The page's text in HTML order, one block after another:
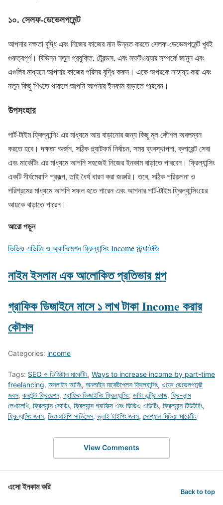
১০. সেলফ-ডেভেলপমেন্ট
আপনার দক্ষতা বৃদ্ধি এবং নিজের কাজের মান উন্নত করতে সেলফ-ডেভেলপমেন্ট খুবই
গুরুত্বপূর্ণ। বিভিন্ন নতুন প্রযুক্তি, ট্রেন্ডস, এবং সফটওয়্যার সম্পর্কে জানুন এবং
এগুলির মাধ্যমে আপনার কাজের পরিসর বৃদ্ধি করুন। একে অপরকে সাহায্য করা এবং
নতুন কিছু শিখতে থাকলে আপনি আপনার ইনকাম বাড়াতে পারবেন।
উপসংহার
পার্ট-টাইম ফ্রিল্যান্সিং এর মাধ্যমে আয় বাড়ানোর জন্য কিছু মূল কৌশল অবলম্বন
করতে হবে। দক্ষতা অর্জন, সঠিক প্ল্যাটফর্ম নির্বাচন, সময় ব্যবস্থাপনা, ক্লায়েন্ট সেবা
এবং মার্কেটিং এর মাধ্যমে আপনি সহজেই নিজের ইনকাম বাড়াতে পারবেন। ফ্রিল্যান্সিং
একটি দীর্ঘমেয়াদি প্রকল্প, তাই ধৈর্য ধারণ করা জরুরি। তবে, সঠিক পরিকল্পনা ও
পরিশ্রমের মাধ্যমে আপনি সফল হতে পারেন এবং আপনার পার্ট-টাইম ফ্রিল্যান্সিংয়ের
আয়কে বাড়াতে পারেন।
আরো পড়ুন
ভিডিও এডিটিং ও অ্যানিমেশন ফ্রিল্যান্সিং Income স্ট্র্যাটেজি
নাইম ইসলাম এক আলোকিত প্রতিভার গল্প
গ্রাফিক ডিজাইনে মাসে ১ লাখ টাকা Income করার
কৌশল
Categories: income
Tags: SEO ও ডিজিটাল মার্কেটিং, Ways to increase income by part-time
freelancing, অনলাইন আর্নিং, অনলাইন মার্কেটপ্লেস ফ্রিল্যান্সিং, ওয়েব ডেভেলপমেন্ট
জবস, কনটেন্ট ক্রিয়েশন, গ্রাফিক ডিজাইনিং ফ্রিল্যান্সিং, ডাটা এন্ট্রি কাজ, ফ্রি-লান্স
লেখালেখি, ফ্রিল্যান্স কোডিং, ফ্রিল্যান্স গ্রাফিক্স এবং ভিডিও এডিটিং, ফ্রিল্যান্স টিউটরিং,
ফ্রিল্যান্সিং জবস, ভিওআইপি সার্ভিসেস, ভুলাই টাইপিং জবস, সোশ্যাল মিডিয়া মার্কেটিং
View Comments
এসো ইনকাম করি Back to top